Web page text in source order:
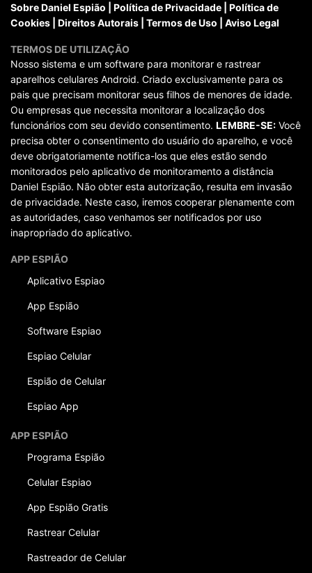
Sobre Daniel Espião Política de Privacidade
Política de
Cookies
Direitos Autorais Termos de Uso Aviso Legal
TERMOS DE UTILIZAÇÃO
Nosso sistema e um software para monitorar e rastrear
aparelhos celulares Android. Criado exclusivamente para os
pais que precisam monitorar seus filhos de menores de idade.
Ou empresas que necessita monitorar a localização dos
funcionários com seu devido consentimento. LEMBRE-SE: Você
precisa obter o consentimento do usuário do aparelho, e você
deve obrigatoriamente notifica-los que eles estão sendo
monitorados pelo aplicativo de monitoramento a distância
Daniel Espião. Não obter esta autorização, resulta em invasão
de privacidade. Neste caso, iremos cooperar plenamente com
as autoridades, caso venhamos ser notificados por uso
inapropriado do aplicativo.
APP ESPIÃO
Aplicativo Espiao
App Espião
Software Espiao
Espiao Celular
Espião de Celular
Espiao App
APP ESPIÃO
Programa Espião
Celular Espiao
App Espião Gratis
Rastrear Celular
Rastreador de Celular